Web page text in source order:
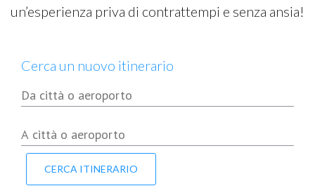
un’esperienza priva di contrattempi e senza ansia!
Cerca un nuovo itinerario